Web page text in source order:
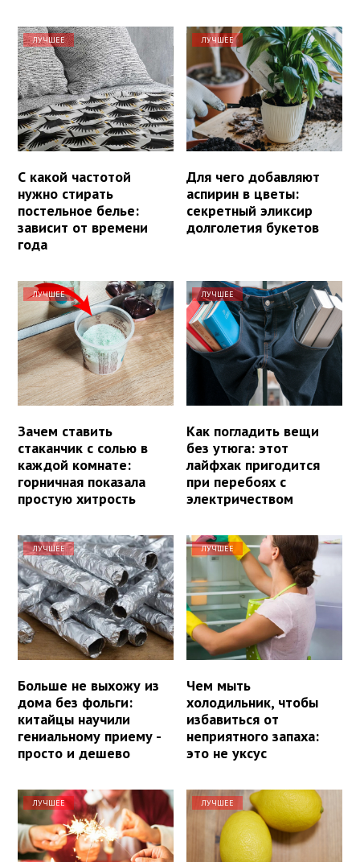
ЛУЧШЕЕ
С какой частотой
нужно стирать
постельное белье:
зависит от времени
года
ЛУЧШЕЕ
Для чего добавляют
аспирин в цветы:
секретный эликсир
долголетия букетов
ЛУЧШЕЕ
Зачем ставить
стаканчик с солью в
каждой комнате:
горничная показала
простую хитрость
ЛУЧШЕЕ
Как погладить вещи
без утюга: этот
лайфхак пригодится
при перебоях с
электричеством
ЛУЧШЕЕ
Больше не выхожу из
дома без фольги:
китайцы научили
гениальному приему -
просто и дешево
ЛУЧШЕЕ
Чем мыть
холодильник, чтобы
избавиться от
неприятного запаха:
это не уксус
ЛУЧШЕЕ ЛУЧШЕЕ